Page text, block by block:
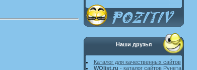
Наши друзья
Каталог для качественных сайтов
WOlist.ru - каталог сайтов Рунета